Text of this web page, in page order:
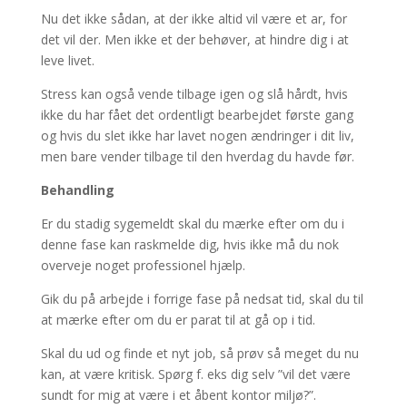
Nu det ikke sådan, at der ikke altid vil være et ar, for
det vil der. Men ikke et der behøver, at hindre dig i at
leve livet.
Stress kan også vende tilbage igen og slå hårdt, hvis
ikke du har fået det ordentligt bearbejdet første gang
og hvis du slet ikke har lavet nogen ændringer i dit liv,
men bare vender tilbage til den hverdag du havde før.
Behandling
Er du stadig sygemeldt skal du mærke efter om du i
denne fase kan raskmelde dig, hvis ikke må du nok
overveje noget professionel hjælp.
Gik du på arbejde i forrige fase på nedsat tid, skal du til
at mærke efter om du er parat til at gå op i tid.
Skal du ud og finde et nyt job, så prøv så meget du nu
kan, at være kritisk. Spørg f. eks dig selv ”vil det være
sundt for mig at være i et åbent kontor miljø?”.